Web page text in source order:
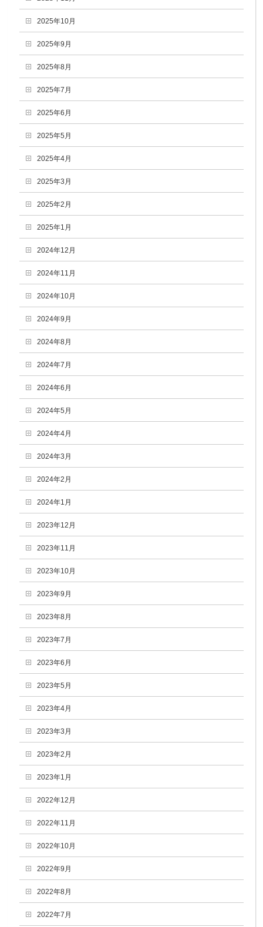
2025年10月
2025年9月
2025年8月
2025年7月
2025年6月
2025年5月
2025年4月
2025年3月
2025年2月
2025年1月
2024年12月
2024年11月
2024年10月
2024年9月
2024年8月
2024年7月
2024年6月
2024年5月
2024年4月
2024年3月
2024年2月
2024年1月
2023年12月
2023年11月
2023年10月
2023年9月
2023年8月
2023年7月
2023年6月
2023年5月
2023年4月
2023年3月
2023年2月
2023年1月
2022年12月
2022年11月
2022年10月
2022年9月
2022年8月
2022年7月